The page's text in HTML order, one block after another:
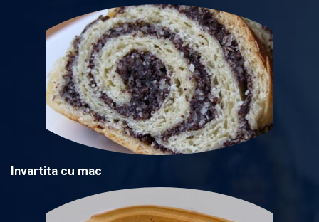
Invartita cu mac